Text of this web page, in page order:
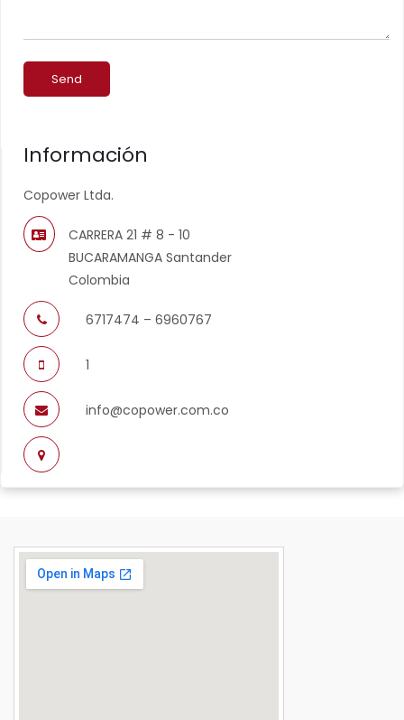
Send
Información
Copower Ltda.
CARRERA 21 # 8 - 10
BUCARAMANGA Santander
Colombia
6717474 – 6960767
1
info@copower.com.co